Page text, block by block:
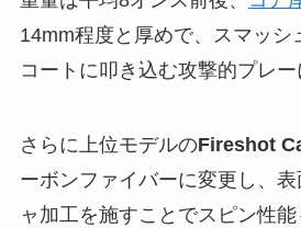
14mm程度と厚めで、スマッシ
コートに叩き込む攻撃的プレー
さらに上位モデルのFireshot
ーボンファイバーに変更し、
ャ加工を施すことでスピン性